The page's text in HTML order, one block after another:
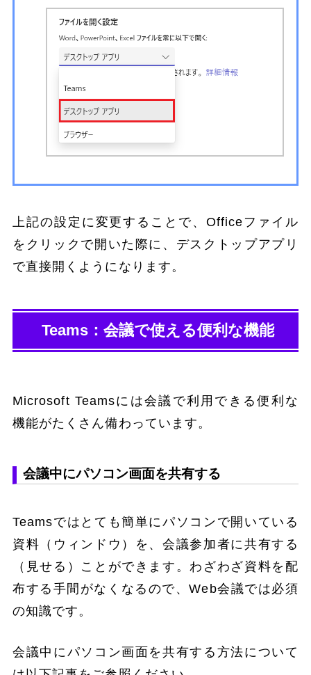
上記の設定に変更することで、Officeファイル
をクリックで開いた際に、デスクトップアプリ
で直接開くようになります。
Teams：会議で使える便利な機能
Microsoft Teamsには会議で利用できる便利な
機能がたくさん備わっています。
会議中にパソコン画面を共有する
Teamsではとても簡単にパソコンで開いている
資料（ウィンドウ）を、会議参加者に共有する
（見せる）ことができます。わざわざ資料を配
布する手間がなくなるので、Web会議では必須
の知識です。
会議中にパソコン画面を共有する方法について